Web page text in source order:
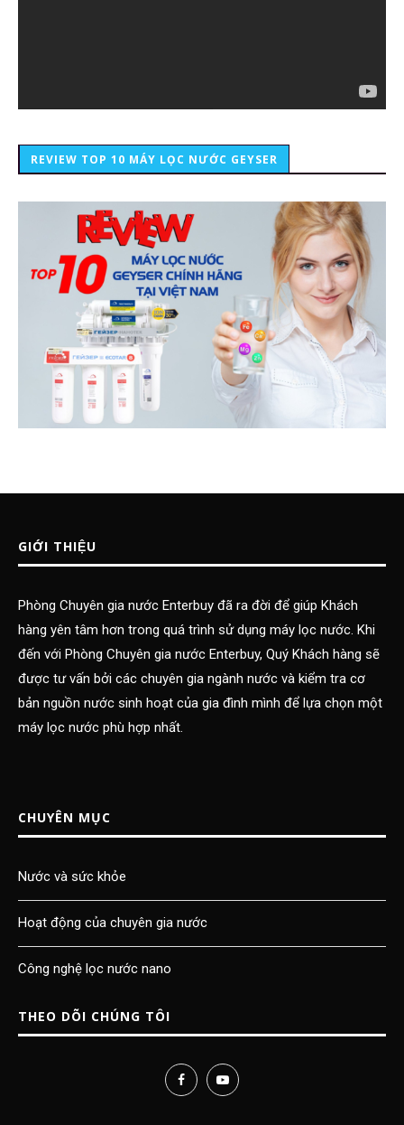
REVIEW TOP 10 MÁY LỌC NƯỚC GEYSER
GIỚI THIỆU
Phòng Chuyên gia nước Enterbuy đã ra đời để giúp Khách
hàng yên tâm hơn trong quá trình sử dụng máy lọc nước. Khi
đến với Phòng Chuyên gia nước Enterbuy, Quý Khách hàng sẽ
được tư vấn bởi các chuyên gia ngành nước và kiểm tra cơ
bản nguồn nước sinh hoạt của gia đình mình để lựa chọn một
máy lọc nước phù hợp nhất.
CHUYÊN MỤC
Nước và sức khỏe
Hoạt động của chuyên gia nước
Công nghệ lọc nước nano
THEO DÕI CHÚNG TÔI